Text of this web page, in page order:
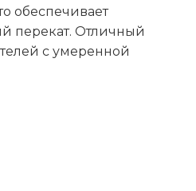
обеспечивает
перекат. Отличный
с умеренной